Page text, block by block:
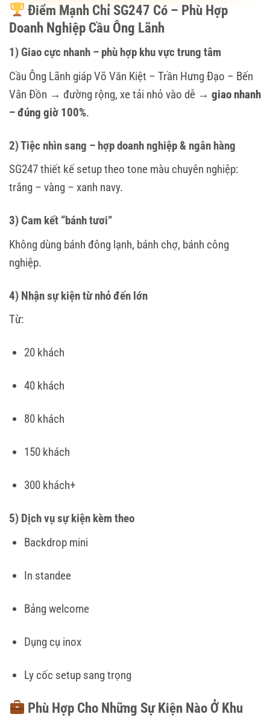
Điểm Mạnh Chỉ SG247 Có – Phù Hợp
Doanh Nghiệp Cầu Ông Lãnh
1) Giao cực nhanh – phù hợp khu vực trung tâm
Cầu Ông Lãnh giáp Võ Văn Kiệt – Trần Hưng Đạo – Bến
Vân Đồn → đường rộng, xe tải nhỏ vào dễ → giao nhanh
– đúng giờ 100%.
2) Tiệc nhìn sang – hợp doanh nghiệp & ngân hàng
SG247 thiết kế setup theo tone màu chuyên nghiệp:
trắng – vàng – xanh navy.
3) Cam kết “bánh tươi”
Không dùng bánh đông lạnh, bánh chợ, bánh công
nghiệp.
4) Nhận sự kiện từ nhỏ đến lớn
Từ:
20 khách
40 khách
80 khách
150 khách
300 khách+
5) Dịch vụ sự kiện kèm theo
Backdrop mini
In standee
Bảng welcome
Dụng cụ inox
Ly cốc setup sang trọng
Phù Hợp Cho Những Sự Kiện Nào Ở Khu